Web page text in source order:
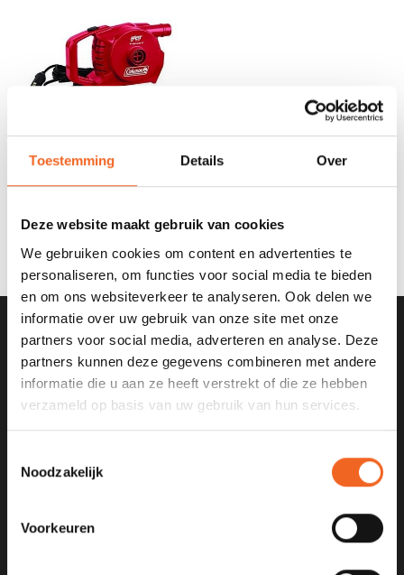
Toestemming Details Over
Deze website maakt gebruik van cookies
We gebruiken cookies om content en advertenties te
personaliseren, om functies voor social media te bieden
en om ons websiteverkeer te analyseren. Ook delen we
informatie over uw gebruik van onze site met onze
partners voor social media, adverteren en analyse. Deze
partners kunnen deze gegevens combineren met andere
informatie die u aan ze heeft verstrekt of die ze hebben
verzameld op basis van uw gebruik van hun services.
Noodzakelijk
Voorkeuren
COLEMAN 12 V.
ELECTROPOMP,
SCHRIJF JE IN VOOR ONZE
NIEUWSBRIEF